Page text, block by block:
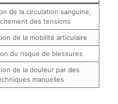
de la circulation sanguine,
des tensions
de la mobilité articulaire
du risque de blessures
de la douleur par des
manuelles